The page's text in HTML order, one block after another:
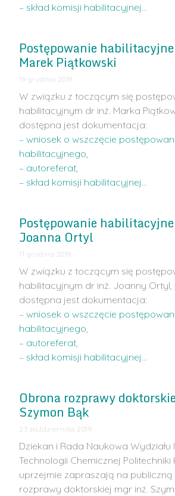
– skład komisji habilitacyjnej…
Postępowanie
Marek Piątkowski
19 grudnia 2019
W związku z toczącym się
habilitacyjnym dr inż. Marka
dostępna jest dokumentacja:
– wniosek o wszczęcie
habilitacyjnego,
– autoreferat,
– skład komisji habilitacyjnej…
Postępowanie
Joanna Ortyl
11 grudnia 2019
W związku z toczącym się
habilitacyjnym dr inż. Joanny Ortyl,
dostępna jest dokumentacja:
– wniosek o wszczęcie
habilitacyjnego,
– autoreferat,
– skład komisji habilitacyjnej…
Obrona rozprawy
Szymon Bąk
23 października 2019
Dziekan i Rada Naukowa Wydziału
Technologii Chemicznej
uprzejmie zapraszają na
rozprawy doktorskiej mgr inż.